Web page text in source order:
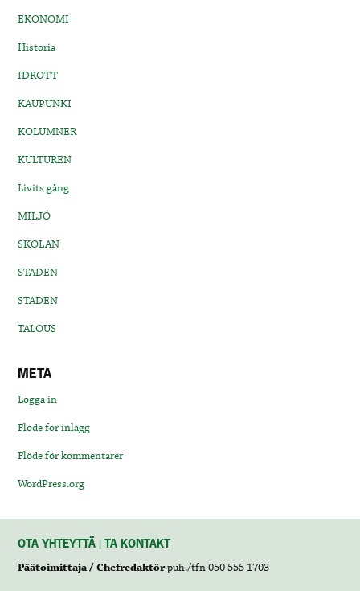
EKONOMI
Historia
IDROTT
KAUPUNKI
KOLUMNER
KULTUREN
Livits gång
MILJÖ
SKOLAN
STADEN
STADEN
TALOUS
META
Logga in
Flöde för inlägg
Flöde för kommentarer
WordPress.org
OTA YHTEYTTÄ | TA KONTAKT
Päätoimittaja / Chefredaktörpuh./tfn 050 555 1703